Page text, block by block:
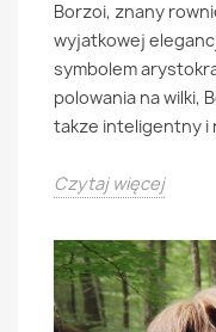
Borzoi, znany
wyjatkowej
symbolem
polowania na wilki,
takze inteligentny i
Czytaj więcej